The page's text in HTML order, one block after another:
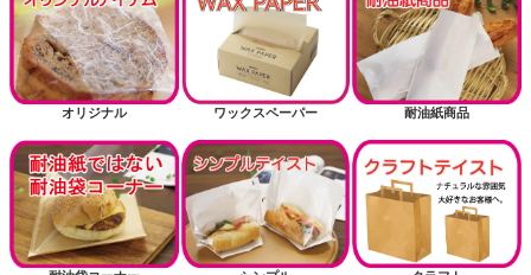
オリジナル ワックスペーパー 耐油紙商品